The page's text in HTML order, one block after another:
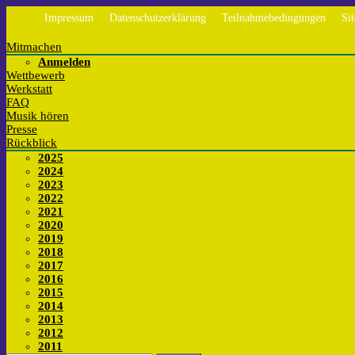
Impressum Datenschutzerklärung Teilnahmebedingungen
Mitmachen
Anmelden
Wettbewerb
Werkstatt
FAQ
Musik hören
Presse
Rückblick
2025
2024
2023
2022
2021
2020
2019
2018
2017
2016
2015
2014
2013
2012
2011